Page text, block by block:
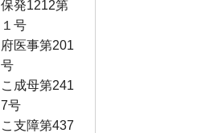
保発1212第
１号
府医事第201
号
こ成母第241
7号
こ支障第437